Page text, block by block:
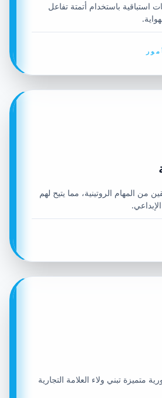
باستخدام أتمتة تفاعل
من المهام الروتينية، مما يتيح لهم
متميزة تبني ولاء العلامة التجارية